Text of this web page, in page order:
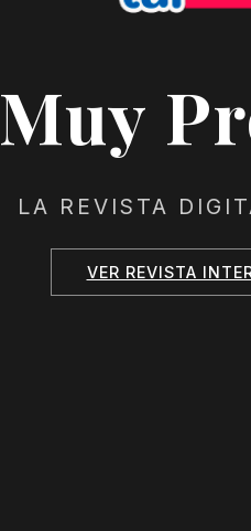
Muy
LA REVISTA
VER REVISTA